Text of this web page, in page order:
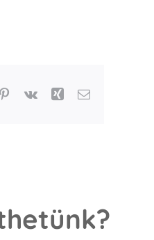
Pinterest
Vk XingEmail